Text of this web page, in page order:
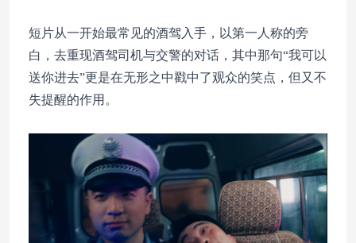
短片从一开始最常见的酒驾入手，以第一人称的旁
白，去重现酒驾司机与交警的对话，其中那句“我可以
送你进去”更是在无形之中戳中了观众的笑点，但又不
失提醒的作用。